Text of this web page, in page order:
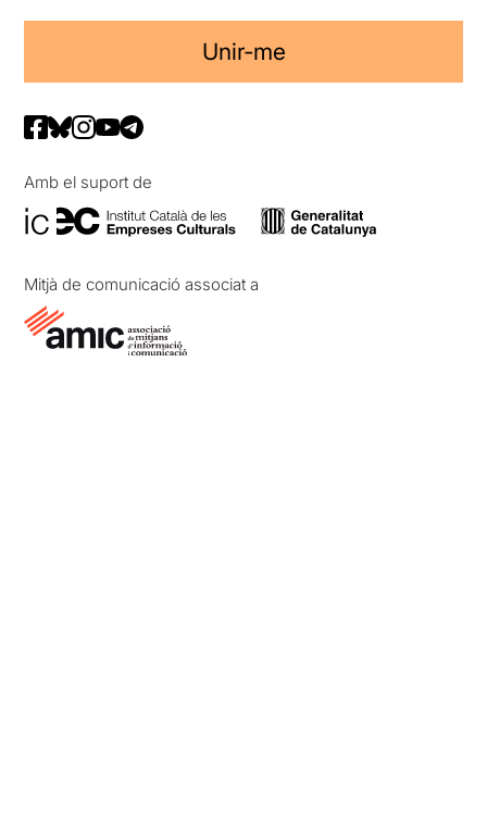
Unir-me
Amb el suport de
Mitjà de comunicació associat a